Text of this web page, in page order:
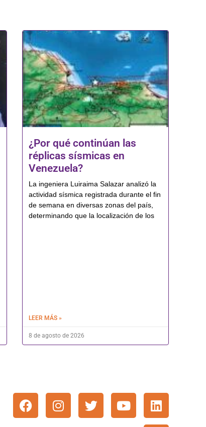
¿Por qué continúan las
réplicas sísmicas en
Venezuela?
La ingeniera Luiraima Salazar analizó la
actividad sísmica registrada durante el fin
de semana en diversas zonas del país,
determinando que la localización de los
LEER MÁS »
8 de agosto de 2026